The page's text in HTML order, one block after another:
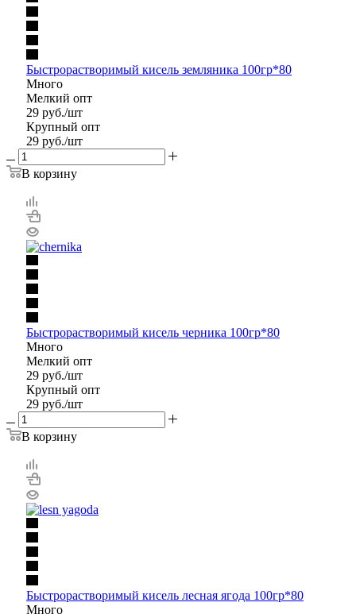
Быстрорастворимый кисель земляника 100гр*80
Много
Мелкий опт
29 руб./шт
Крупный опт
29 руб./шт
В корзину
Быстрорастворимый кисель черника 100гр*80
Много
Мелкий опт
29 руб./шт
Крупный опт
29 руб./шт
В корзину
Быстрорастворимый кисель лесная ягода 100гр*80
Много